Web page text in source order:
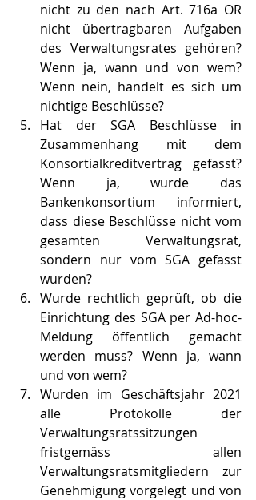
nicht zu den nach Art. 716a OR
nicht übertragbaren Aufgaben
des Verwaltungsrates gehören?
Wenn ja, wann und von wem?
Wenn nein, handelt es sich um
nichtige Beschlüsse?
Hat der SGA Beschlüsse in
Zusammenhang mit dem
Konsortialkreditvertrag gefasst?
Wenn ja, wurde das
Bankenkonsortium informiert,
dass diese Beschlüsse nicht vom
gesamten Verwaltungsrat,
sondern nur vom SGA gefasst
wurden?
Wurde rechtlich geprüft, ob die
Einrichtung des SGA per Ad-hoc-
Meldung öffentlich gemacht
werden muss? Wenn ja, wann
und von wem?
Wurden im Geschäftsjahr 2021
alle Protokolle der
Verwaltungsratssitzungen
fristgemäss allen
Verwaltungsratsmitgliedern zur
Genehmigung vorgelegt und von